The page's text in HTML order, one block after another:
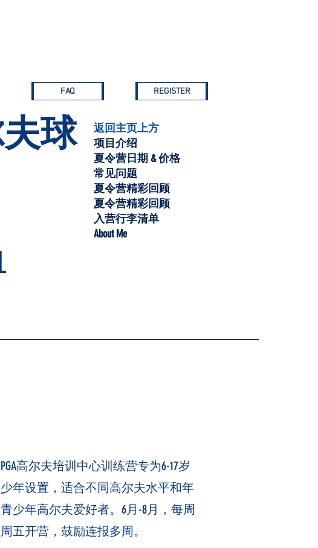
FAQ REGISTER
夫球
返回主页上方
项目介绍
夏令营日期 & 价格
常见问题
夏令营精彩回顾
夏令营精彩回顾
入营行李清单
About Me
高尔夫培训中心训练营专为6-17岁
年设置，适合不同高尔夫水平和年
少年高尔夫爱好者。6月-8月，每周
五开营，鼓励连报多周。